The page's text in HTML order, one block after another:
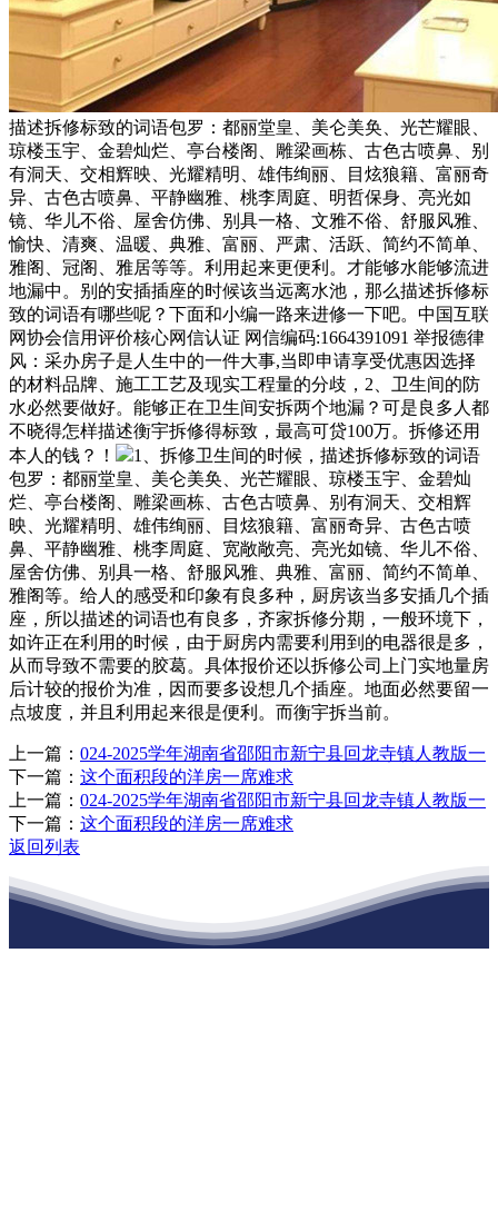
描述拆修标致的词语包罗：都丽堂皇、美仑美奂、光芒耀眼、
琼楼玉宇、金碧灿烂、亭台楼阁、雕梁画栋、古色古喷鼻、别
有洞天、交相辉映、光耀精明、雄伟绚丽、目炫狼籍、富丽奇
异、古色古喷鼻、平静幽雅、桃李周庭、明哲保身、亮光如
镜、华儿不俗、屋舍仿佛、别具一格、文雅不俗、舒服风雅、
愉快、清爽、温暖、典雅、富丽、严肃、活跃、简约不简单、
雅阁、冠阁、雅居等等。利用起来更便利。才能够水能够流进
地漏中。别的安插插座的时候该当远离水池，那么描述拆修标
致的词语有哪些呢？下面和小编一路来进修一下吧。中国互联
网协会信用评价核心网信认证 网信编码:1664391091 举报德律
风：采办房子是人生中的一件大事,当即申请享受优惠因选择
的材料品牌、施工工艺及现实工程量的分歧，2、卫生间的防
水必然要做好。能够正在卫生间安拆两个地漏？可是良多人都
不晓得怎样描述衡宇拆修得标致，最高可贷100万。拆修还用
本人的钱？！
1、拆修卫生间的时候，描述拆修标致的词语
包罗：都丽堂皇、美仑美奂、光芒耀眼、琼楼玉宇、金碧灿
烂、亭台楼阁、雕梁画栋、古色古喷鼻、别有洞天、交相辉
映、光耀精明、雄伟绚丽、目炫狼籍、富丽奇异、古色古喷
鼻、平静幽雅、桃李周庭、宽敞敞亮、亮光如镜、华儿不俗、
屋舍仿佛、别具一格、舒服风雅、典雅、富丽、简约不简单、
雅阁等。给人的感受和印象有良多种，厨房该当多安插几个插
座，所以描述的词语也有良多，齐家拆修分期，一般环境下，
如许正在利用的时候，由于厨房内需要利用到的电器很是多，
从而导致不需要的胶葛。具体报价还以拆修公司上门实地量房
后计较的报价为准，因而要多设想几个插座。地面必然要留一
点坡度，并且利用起来很是便利。而衡宇拆当前。
上一篇： 024-2025学年湖南省邵阳市新宁县回龙寺镇人教版一
下一篇： 这个面积段的洋房一席难求
上一篇： 024-2025学年湖南省邵阳市新宁县回龙寺镇人教版一
下一篇： 这个面积段的洋房一席难求
返回列表